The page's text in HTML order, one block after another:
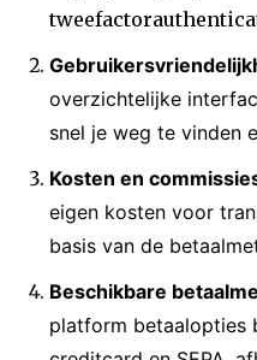
overzichtelijke
snel je weg te vinden
Kosten en
eigen kosten voor
basis van de
Beschikbare
platform betaalopties